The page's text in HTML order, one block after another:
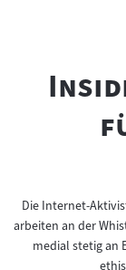
"
Die Internet-
arbeiten an der
medial stetig an